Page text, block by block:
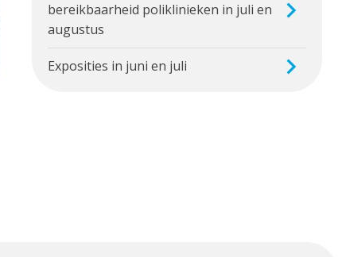
bereikbaarheid poliklinieken in juli en
augustus
Exposities in juni en juli